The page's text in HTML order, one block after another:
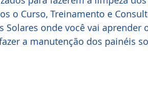
o Curso, Treinamento e
Solares onde você vai aprender
a manutenção dos painéis